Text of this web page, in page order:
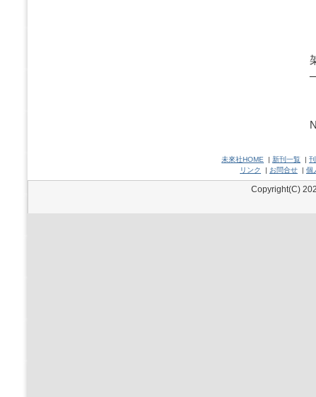
未來社HOME | 新刊一覧 |
リンク
| お問合せ | 個
Copyright(C)